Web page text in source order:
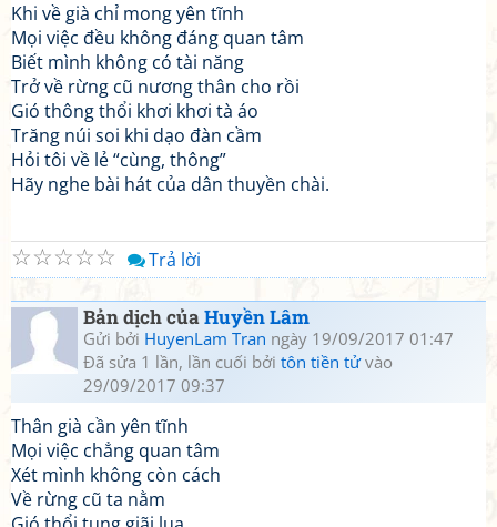
Khi về già chỉ mong yên tĩnh
Mọi việc đều không đáng quan tâm
Biết mình không có tài năng
Trở về rừng cũ nương thân cho rồi
Gió thông thổi khơi khơi tà áo
Trăng núi soi khi dạo đàn cầm
Hỏi tôi về lẻ “cùng, thông”
Hãy nghe bài hát của dân thuyền chài.
☆
☆
☆
☆
☆ Trả lời
Bản dịch củaHuyền Lâm
Gửi bởi HuyenLam Tran ngày 19/09/2017 01:47
Đã sửa 1 lần, lần cuối bởi tôn tiền tửvào
29/09/2017 09:37
Thân già cần yên tĩnh
Mọi việc chẳng quan tâm
Xét mình không còn cách
Về rừng cũ ta nằm